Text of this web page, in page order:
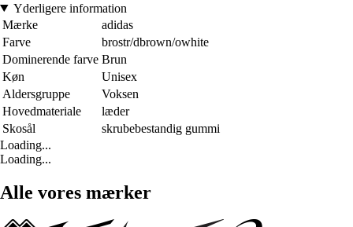
Yderligere information
Mærke
adidas
Farve
brostr/dbrown/owhite
Dominerende farve Brun
Køn
Unisex
Aldersgruppe
Voksen
Hovedmateriale
læder
Skosål
skrubebestandig gummi
Loading...
Loading...
Alle vores mærker